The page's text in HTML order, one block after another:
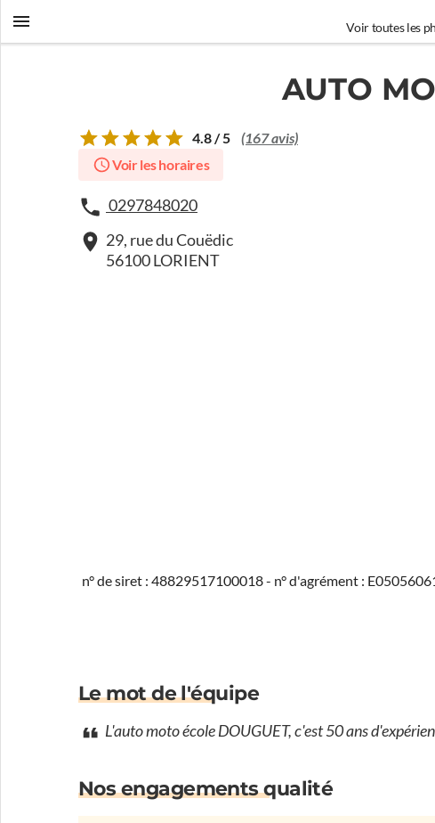
Voir toutes les
AUTO
4.8 / 5 (167 avis)
Voir les horaires
0297848020
29, rue du Couëdic
56100 LORIENT
n° de siret : 48829517100018 - n° d'agrément :
Le mot de l'équipe
L'auto moto école DOUGUET, c'est 50 ans
Nos engagements qualité